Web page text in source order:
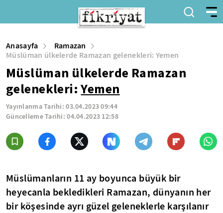
Anasayfa
Ramazan
Müslüman ülkelerde Ramazan gelenekleri: Yemen
Müslüman ülkelerde Ramazan
gelenekleri:Yemen
Yayınlanma Tarihi:03.04.2023 09:44
Güncelleme Tarihi:04.04.2023 12:58
Müslümanların 11 ay boyunca büyük bir
heyecanla bekledikleri Ramazan, dünyanın her
bir köşesinde ayrı güzel geleneklerle karşılanır